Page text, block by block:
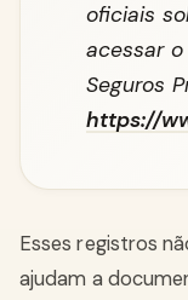
oficiais
acessar
Seguros
https://
Esses registros
ajudam a